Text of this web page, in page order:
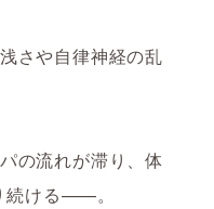
さや自律神経の乱
の流れが滞り、体
続ける——。